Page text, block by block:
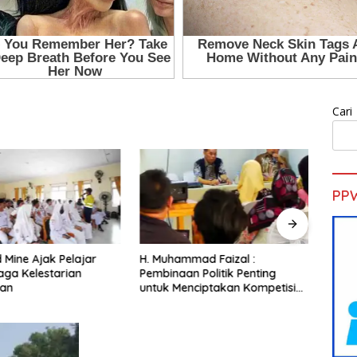
Faizal :
Politik Penting
Kompetisi
Sekda Pohuwato Buka
Pelatihan Operator Truk Pani
Gold Mine
Cari